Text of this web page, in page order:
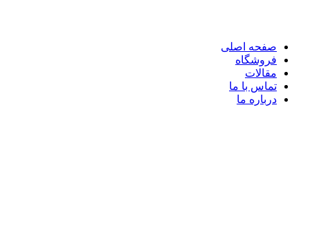
صفحه اصلی
فروشگاه
مقالات
تماس با ما
درباره ما